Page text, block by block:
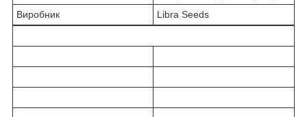
Виробник
Libra Seeds